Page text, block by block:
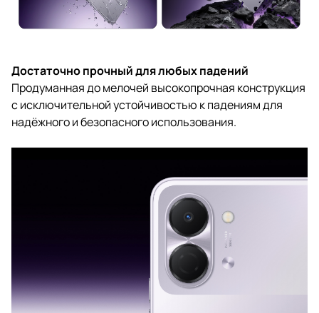
Достаточно прочный для любых падений
Продуманная до мелочей высокопрочная конструкция
с исключительной устойчивостью к падениям для
надёжного и безопасного использования.